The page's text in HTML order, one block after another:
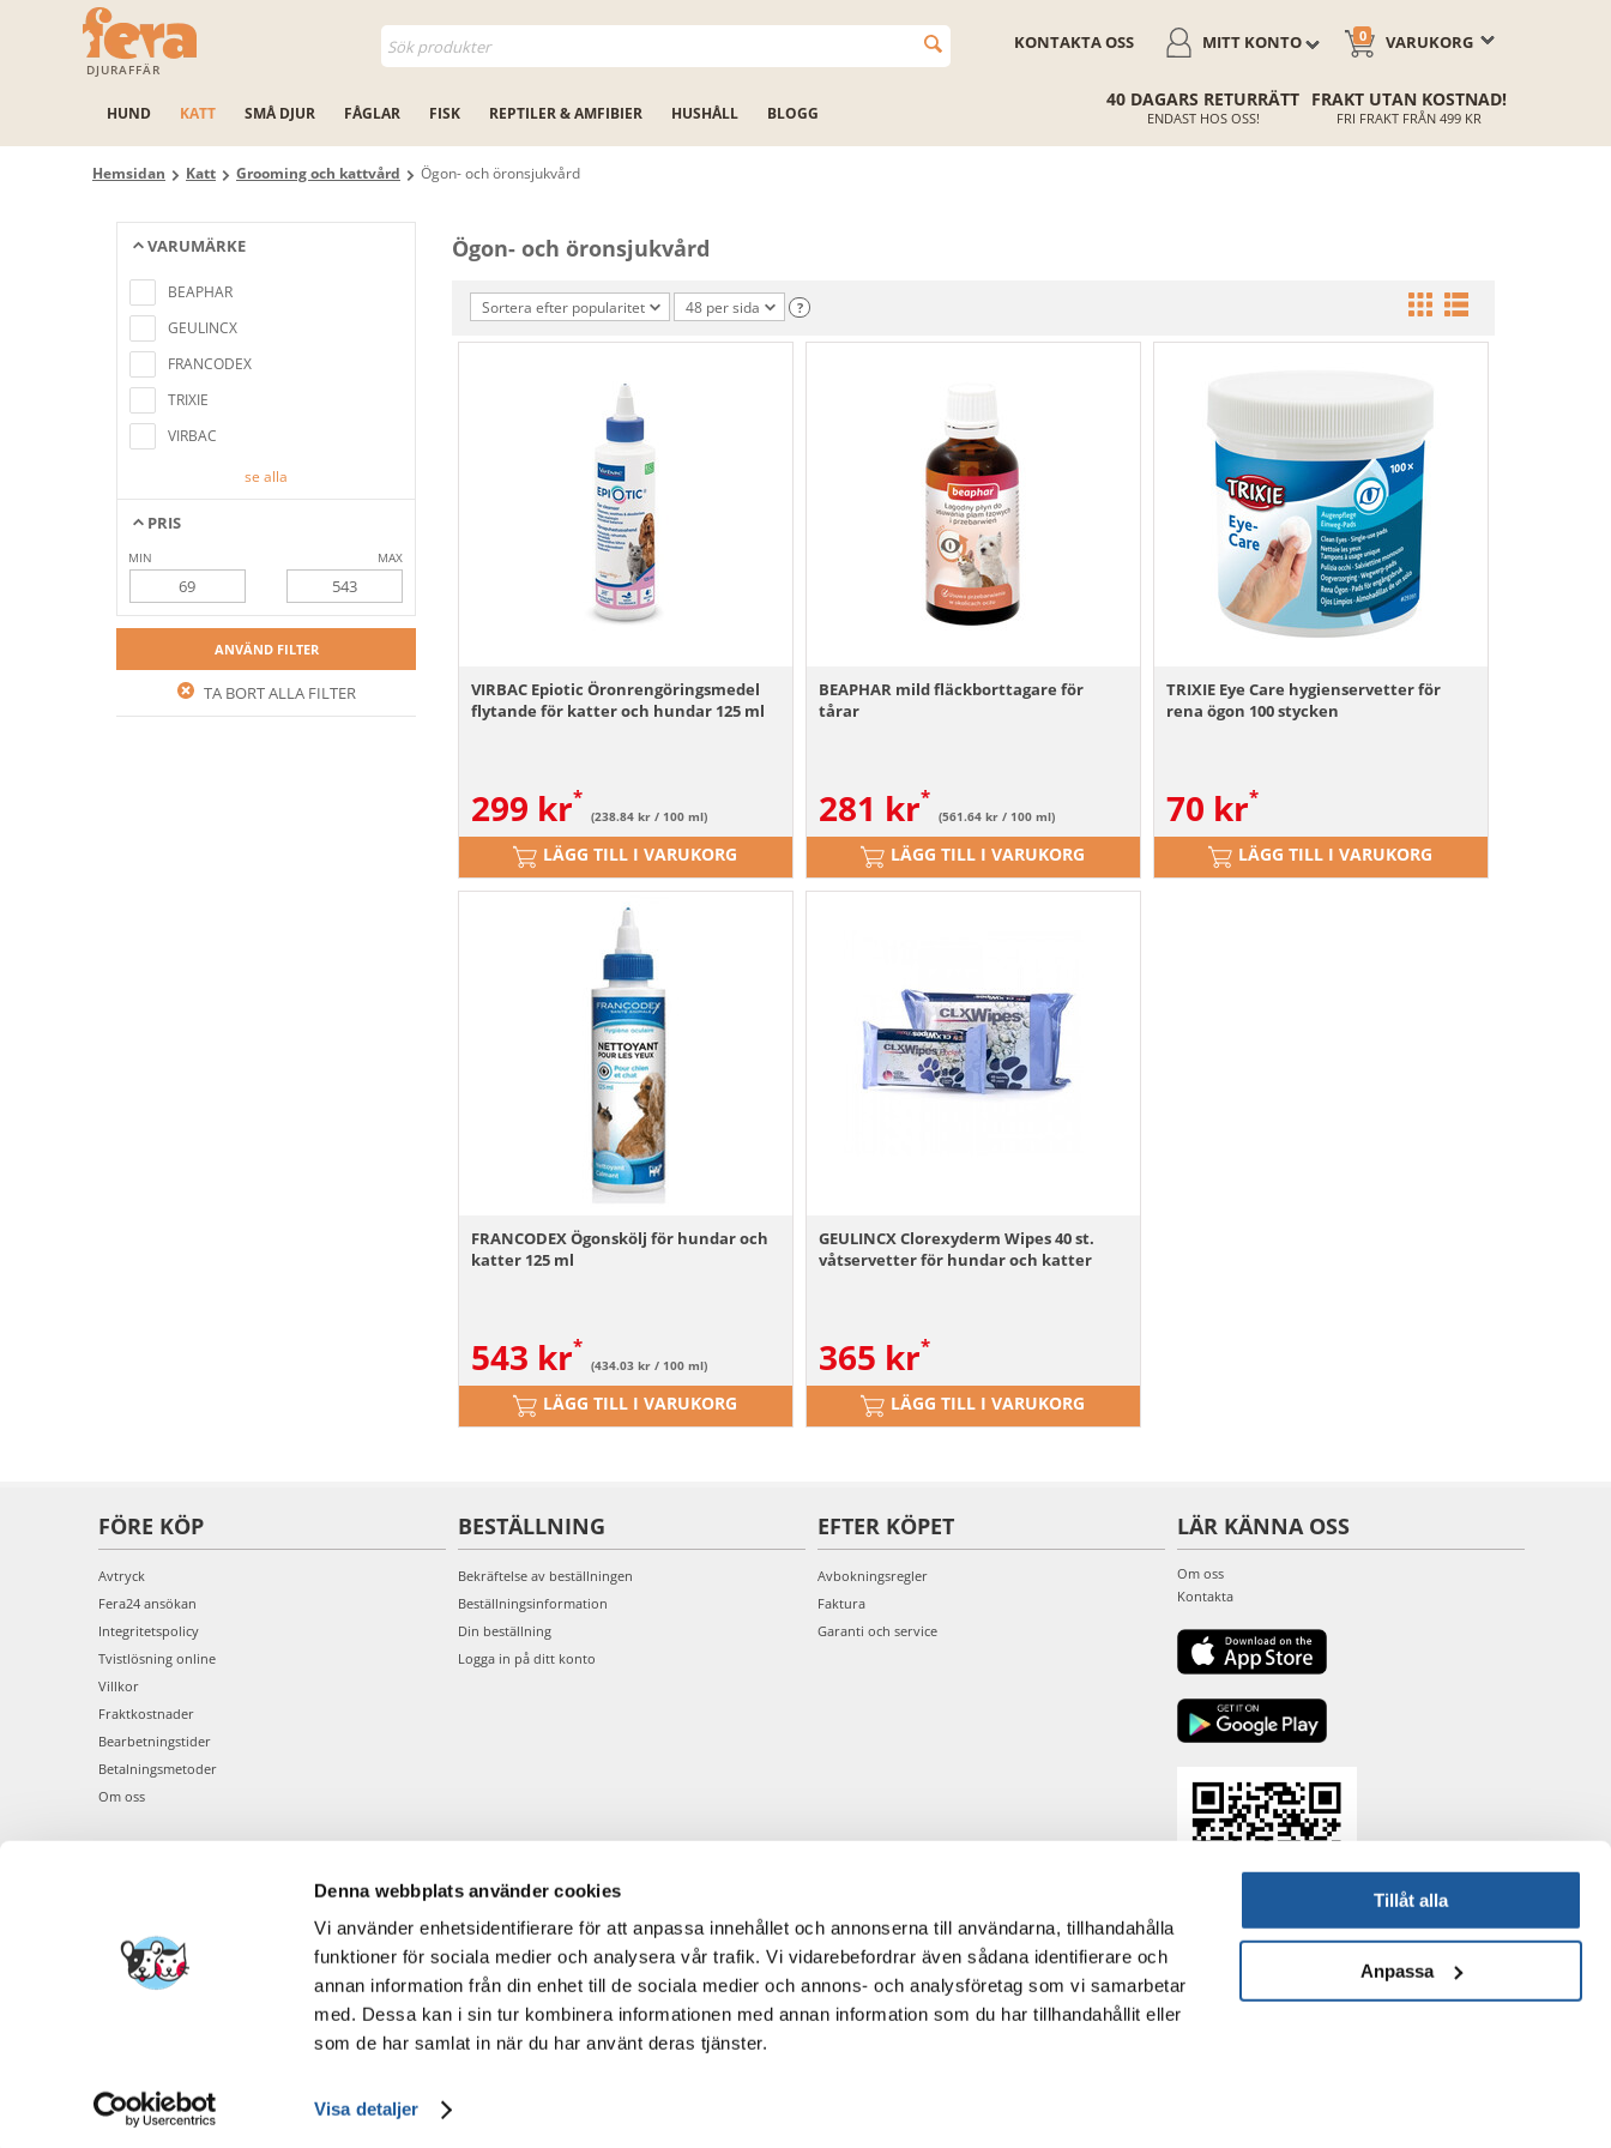
Denna webbplats använder cookies
Vi använder enhetsidentifierare för att anpassa innehållet och annonserna till användarna, tillhandahålla
funktioner för sociala medier och analysera vår trafik. Vi vidarebefordrar även sådana identifierare och
annan information från din enhet till de sociala medier och annons- och analysföretag som vi samarbetar
med. Dessa kan i sin tur kombinera informationen med annan information som du har tillhandahållit eller
som de har samlat in när du har använt deras tjänster.
Visa detaljer
Tillåt alla
Anpassa
DJURAFFÄR
VARUKORG
0
MITT KONTO
KONTAKTA OSS
HUND KATT SMÅ DJUR FÅGLAR FISK REPTILER & AMFIBIER HUSHÅLL BLOGG
40 DAGARS RETURRÄTT
ENDAST HOS OSS!
FRAKT UTAN KOSTNAD!
FRI FRAKT FRÅN 499 KR
Hemsidan Katt Grooming och kattvård Ögon- och öronsjukvård
VARUMÄRKE
sökkriterierna
BEAPHAR
GEULINCX
FRANCODEX
TRIXIE
VIRBAC
se alla
PRIS
MIN MAX
ANVÄND FILTER
TA BORT ALLA FILTER
Ögon- och öronsjukvård
Sortera efter popularitet 48 per sida ?
VIRBAC Epiotic Öronrengöringsmedel
flytande för katter och hundar 125 ml
299 kr (238.84 kr / 100 ml)
LÄGG TILL I VARUKORG
BEAPHAR mild fläckborttagare för
tårar
281 kr (561.64 kr / 100 ml)
LÄGG TILL I VARUKORG
TRIXIE Eye Care hygienservetter för
rena ögon 100 stycken
70 kr
LÄGG TILL I VARUKORG
FRANCODEX Ögonskölj för hundar och
katter 125 ml
543 kr (434.03 kr / 100 ml)
LÄGG TILL I VARUKORG
GEULINCX Clorexyderm Wipes 40 st.
våtservetter för hundar och katter
365 kr
LÄGG TILL I VARUKORG
FÖRE KÖP
Avtryck
Fera24 ansökan
Integritetspolicy
Tvistlösning online
Villkor
Fraktkostnader
Bearbetningstider
Betalningsmetoder
Om oss
BESTÄLLNING
Bekräftelse av beställningen
Beställningsinformation
Din beställning
Logga in på ditt konto
EFTER KÖPET
Avbokningsregler
Faktura
Garanti och service
LÄR KÄNNA OSS
Om oss
Kontakta
Blankenfelder Dorfstraße 94 15827 Blankenfelde-Mahlow (Tyskland)